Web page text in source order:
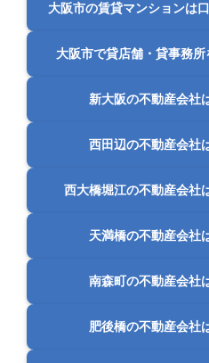
大阪市の賃貸マンションは
大阪市で貸店舗・貸事務
新大阪の不動産会社
西田辺の不動産会社
西大橋堀江の不動産会社
天満橋の不動産会社
南森町の不動産会社
肥後橋の不動産会社